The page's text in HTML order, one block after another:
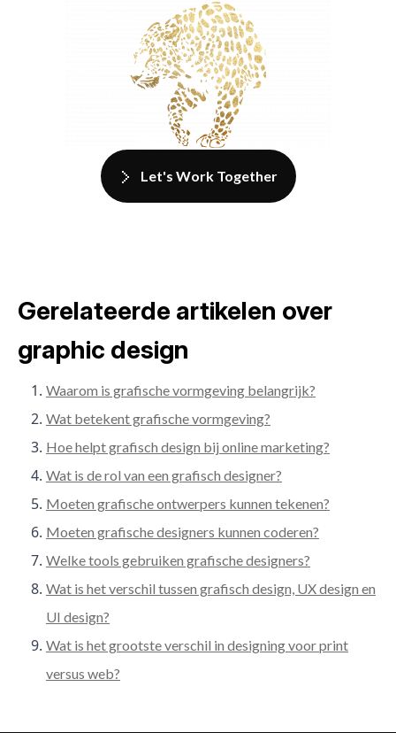
Let's Work Together
Gerelateerde artikelen over
graphic design
Waarom is grafische vormgeving belangrijk?
Wat betekent grafische vormgeving?
Hoe helpt grafisch design bij online marketing?
Wat is de rol van een grafisch designer?
Moeten grafische ontwerpers kunnen tekenen?
Moeten grafische designers kunnen coderen?
Welke tools gebruiken grafische designers?
Wat is het verschil tussen grafisch design, UX design en
UI design?
Wat is het grootste verschil in designing voor print
versus web?